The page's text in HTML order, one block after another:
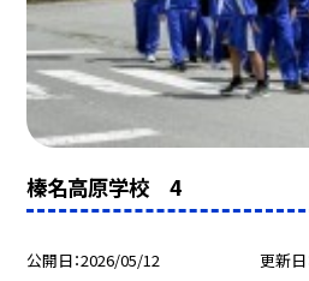
榛名高原学校 4
公開日 2026/05/12 更新日